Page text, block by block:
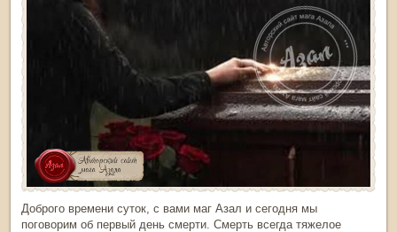
Доброго времени суток, с вами маг Азал и сегодня мы
поговорим об первый день смерти. Смерть всегда тяжелое